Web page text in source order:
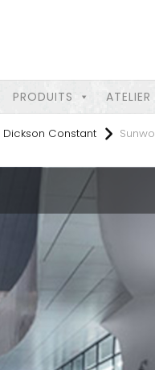
PRODUITS
Constant